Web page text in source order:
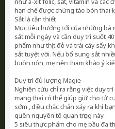
hạn chế được chứng táo bón thai
Sắt là cần thiết
Mục tiêu hướng tới của những bà
sắt mỗi ngày và cần duy trì suốt
phẩm như thịt đỏ và trái cây sấy
sắt tuyệt vời. Nếu bổ sung sắt
buồn nôn, mẹ nên tham khảo ý
Duy trì đủ lượng Magie
Nghiên cứu chỉ ra rằng việc duy
mang thai có thể giúp giữ cho tử
sớm , điều chắc chắn xảy ra khi
quên nguyên tố quan trọng này.
5 siêu thực phẩm cho mẹ bầu đa